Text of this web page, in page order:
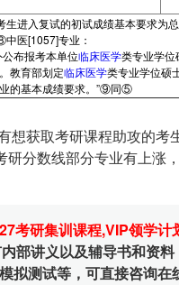
生进入复试的初试成绩基本要求为
医[1057]专业：
布报考本单位临床医学类专业学位
教育部划定临床医学类专业学位硕
的基本成绩要求。”⑨同⑤
想获取考研课程助攻的
研分数线部分专业有上涨
27考研集训课程,VIP领学计
部讲义以及辅导书和资
拟测试等，可直接咨询